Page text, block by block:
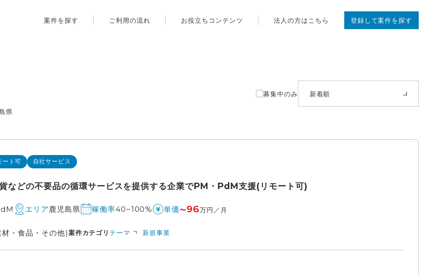
案件を探す ご利用の流れ お役立ちコンテンツ 法人の方はこちら 登録して案件を探す
募集中のみ 新着順
県
ート可 自社サービス
などの不要品の循環サービスを提供する企業でPM・PdM支援(リモート可)
エリア 鹿児島県 稼働率40~100% 単価〜96万円／月
材・食品・その他)案件カテゴリ テーマ 新規事業